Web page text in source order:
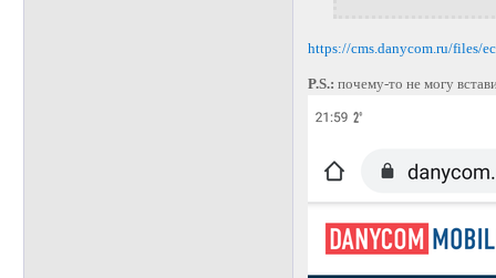
https://cms.danycom.ru/files/
P.S.:почему-то не могу